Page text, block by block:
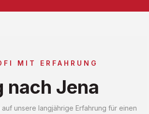
MIT ERFAHRUNG
nach Jena
unsere langjährige Erfahrung für einen